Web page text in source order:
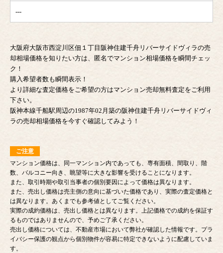
---
大阪府大阪市西淀川区佃１丁目阪神住建千舟リバーサイドヴィラの売
却相場価格を知りたい方は、匿名でマンション相場価格を瞬間チェッ
ク！
購入希望者数も瞬間表示！
より詳細な査定価格をご希望の方はマンション売却無料査定をご利用
下さい。
阪神本線千船駅周辺の1987年02月築の阪神住建千舟リバーサイドヴィ
ラの売却相場価格を今すぐ確認してみよう！
ご注意
マンション価格は、同一マンション内であっても、専有面積、間取り、階
数、バルコニー向き、眺望等に大きな影響を受けることになります。
また、取引時期や取引当事者の個別要因によって価格は異なります。
また、売出し価格は売主側の意向に基づいた価格であり、実際の査定価格と
は異なります。あくまでも参考値としてご覧ください。
実際の成約価格は、売出し価格とは異なります。上記価格での成約を保証す
るものではありませんので、予めご了承ください。
売出し価格については、不動産市場において弊社が確認した情報です。プラ
イバシー保護の観点から個別物件が容易に特定できないように配慮していま
す。